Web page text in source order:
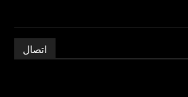
اتصال